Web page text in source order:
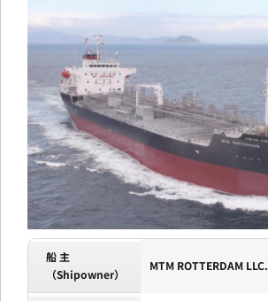
船 主
（Shipowner）
MTM ROTTERDAM LLC.